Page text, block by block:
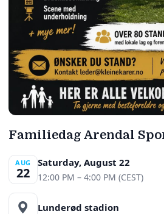
Familiedag Arendal
AUG
22
Saturday, August 22
12:00 PM – 4:00 PM (CEST)
Lunderød stadion